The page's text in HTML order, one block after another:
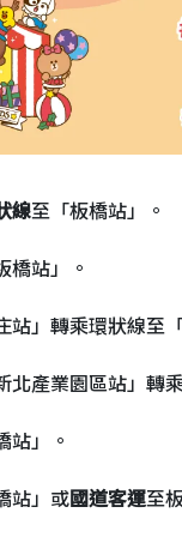
線至「板橋站」。
橋站」。
站」轉乘環狀線至
北產業園區站」轉
站」。
站」或國道客運至